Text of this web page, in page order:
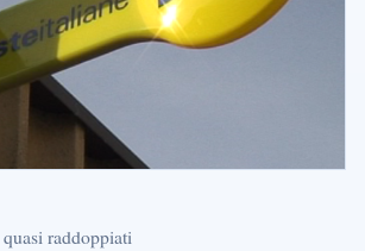
raddoppiati